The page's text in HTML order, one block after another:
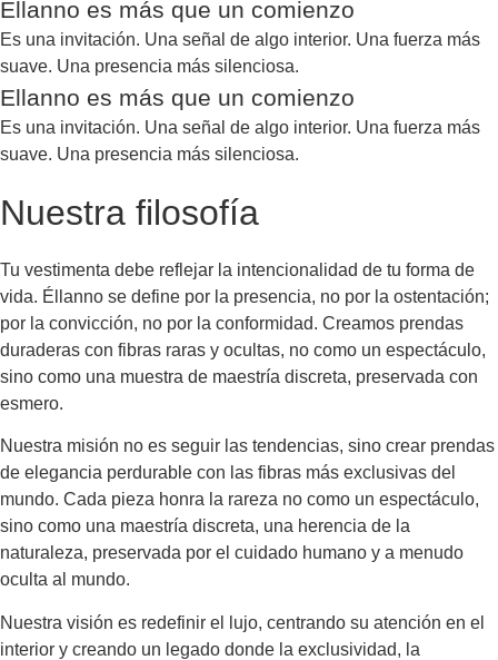
Ellanno es más que un comienzo
Es una invitación. Una señal de algo interior. Una fuerza más
suave. Una presencia más silenciosa.
Ellanno es más que un comienzo
Es una invitación. Una señal de algo interior. Una fuerza más
suave. Una presencia más silenciosa.
Nuestra filosofía
Tu vestimenta debe reflejar la intencionalidad de tu forma de
vida. Éllanno se define por la presencia, no por la ostentación;
por la convicción, no por la conformidad. Creamos prendas
duraderas con fibras raras y ocultas, no como un espectáculo,
sino como una muestra de maestría discreta, preservada con
esmero.
Nuestra misión no es seguir las tendencias, sino crear prendas
de elegancia perdurable con las fibras más exclusivas del
mundo. Cada pieza honra la rareza no como un espectáculo,
sino como una maestría discreta, una herencia de la
naturaleza, preservada por el cuidado humano y a menudo
oculta al mundo.
Nuestra visión es redefinir el lujo, centrando su atención en el
interior y creando un legado donde la exclusividad, la